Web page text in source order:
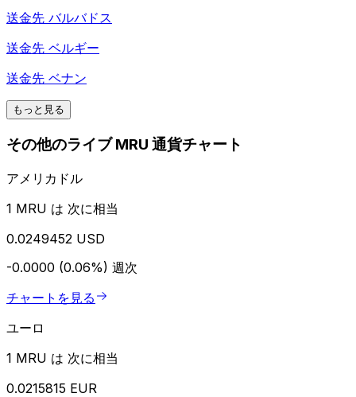
送金先 バルバドス
送金先 ベルギー
送金先 ベナン
もっと見る
その他のライブ MRU 通貨チャート
アメリカドル
1 MRU は 次に相当
0.0249452 USD
-0.0000 (0.06%) 週次
チャートを見る
ユーロ
1 MRU は 次に相当
0.0215815 EUR